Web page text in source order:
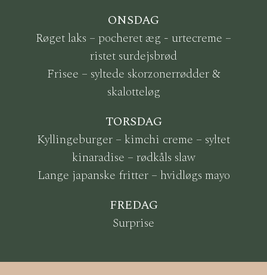
ONSDAG
Røget laks – pocheret æg - urtecreme –
ristet surdejsbrød
Frisee – syltede skorzonerrødder &
skalotteløg
TORSDAG
Kyllingeburger – kimchi creme – syltet
kinaradise – rødkåls slaw
Lange japanske fritter – hvidløgs mayo
FREDAG
Surprise